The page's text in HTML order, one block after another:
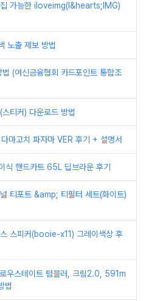
집 가능한 iloveimg(I&hearts;IMG)
노출 제보 방법
(여신금융협회 카드포인트 통합조
티커) 다운로드 방법
마고치 파자마 VER 후기 + 설명서
식 핸드카트 65L 딥브라운 후기
티포트 &amp; 티필터 세트(화이트)
스피커(booie-x11) 그레이색상 후
우스테이트 텀블러, 크림2.0, 591m
법